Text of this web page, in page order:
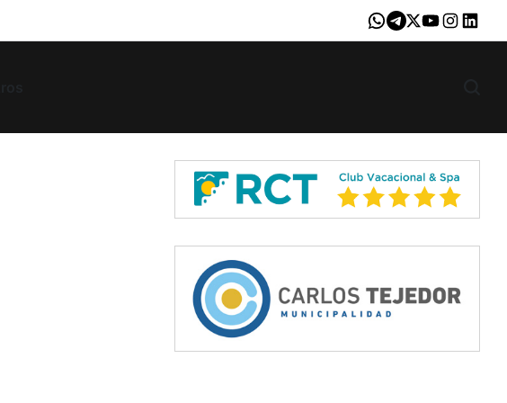
Whatsapp
Telegram
X YoutubeInstagram